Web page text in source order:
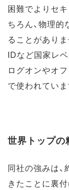
困難でよりセ
ちろん、物理
ることがあり
IDなど国家レ
ログオンやオ
で使われていま
世界トップ
同社の強みは
きたことに裏